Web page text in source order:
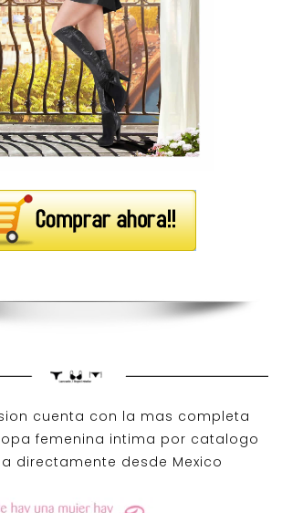
cuenta con la mas completa
femenina intima por catalogo
directamente desde Mexico